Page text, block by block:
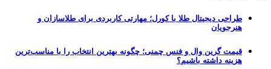
طراحی دیجیتال طلا با کورل؛ مهارتی کاربردی برای طلاسازان و
هنرجویان
قیمت گرین وال و فنس چمنی؛ چگونه بهترین انتخاب را با مناسب‌ترین
هزینه داشته باشیم؟